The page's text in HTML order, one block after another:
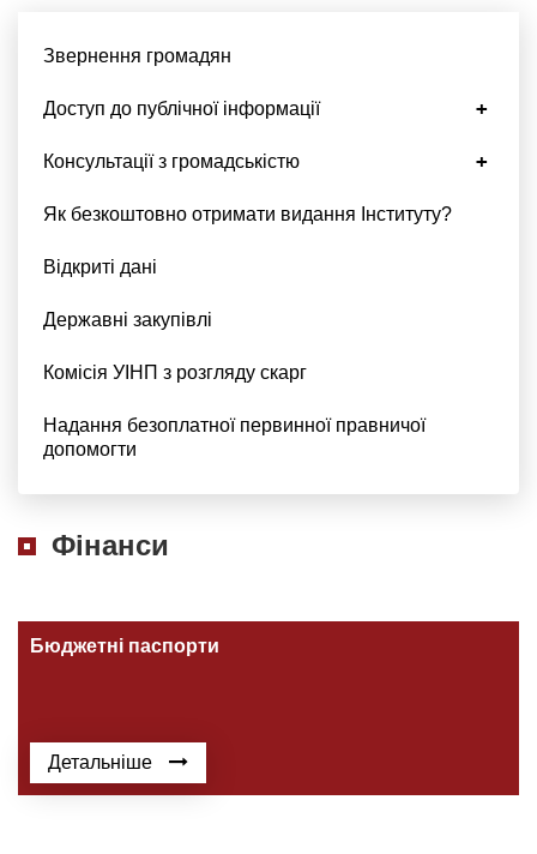
Звернення громадян
Доступ до публічної інформації
Консультації з громадськістю
Як безкоштовно отримати видання Інституту?
Відкриті дані
Державні закупівлі
Комісія УІНП з розгляду скарг
Надання безоплатної первинної правничої
допомогти
Фінанси
Бюджетні паспорти
Детальніше